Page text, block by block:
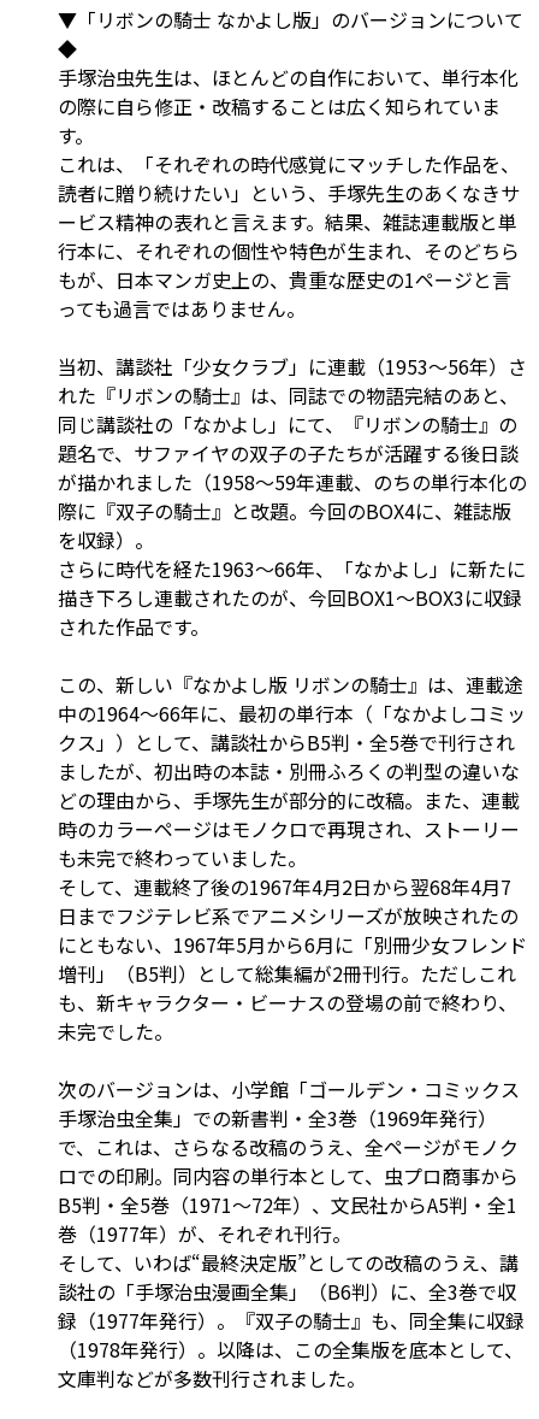
▼「リボンの騎士 なかよし版」のバージョンについて
◆
手塚治虫先生は、ほとんどの自作において、単行本化
の際に自ら修正・改稿することは広く知られていま
す。
これは、「それぞれの時代感覚にマッチした作品を、
読者に贈り続けたい」という、手塚先生のあくなきサ
ービス精神の表れと言えます。結果、雑誌連載版と単
行本に、それぞれの個性や特色が生まれ、そのどちら
もが、日本マンガ史上の、貴重な歴史の1ページと言
っても過言ではありません。
当初、講談社「少女クラブ」に連載（1953～56年）さ
れた『リボンの騎士』は、同誌での物語完結のあと、
同じ講談社の「なかよし」にて、『リボンの騎士』の
題名で、サファイヤの双子の子たちが活躍する後日談
が描かれました（1958～59年連載、のちの単行本化の
際に『双子の騎士』と改題。今回のBOX4に、雑誌版
を収録）。
さらに時代を経た1963～66年、「なかよし」に新たに
描き下ろし連載されたのが、今回BOX1～BOX3に収録
された作品です。
この、新しい『なかよし版 リボンの騎士』は、連載途
中の1964～66年に、最初の単行本（「なかよしコミッ
クス」）として、講談社からB5判・全5巻で刊行され
ましたが、初出時の本誌・別冊ふろくの判型の違いな
どの理由から、手塚先生が部分的に改稿。また、連載
時のカラーページはモノクロで再現され、ストーリー
も未完で終わっていました。
そして、連載終了後の1967年4月2日から翌68年4月7
日までフジテレビ系でアニメシリーズが放映されたの
にともない、1967年5月から6月に「別冊少女フレンド
増刊」（B5判）として総集編が2冊刊行。ただしこれ
も、新キャラクター・ビーナスの登場の前で終わり、
未完でした。
次のバージョンは、小学館「ゴールデン・コミックス
手塚治虫全集」での新書判・全3巻（1969年発行）
で、これは、さらなる改稿のうえ、全ページがモノク
ロでの印刷。同内容の単行本として、虫プロ商事から
B5判・全5巻（1971～72年）、文民社からA5判・全1
巻（1977年）が、それぞれ刊行。
そして、いわば“最終決定版”としての改稿のうえ、講
談社の「手塚治虫漫画全集」（B6判）に、全3巻で収
録（1977年発行）。『双子の騎士』も、同全集に収録
（1978年発行）。以降は、この全集版を底本として、
文庫判などが多数刊行されました。